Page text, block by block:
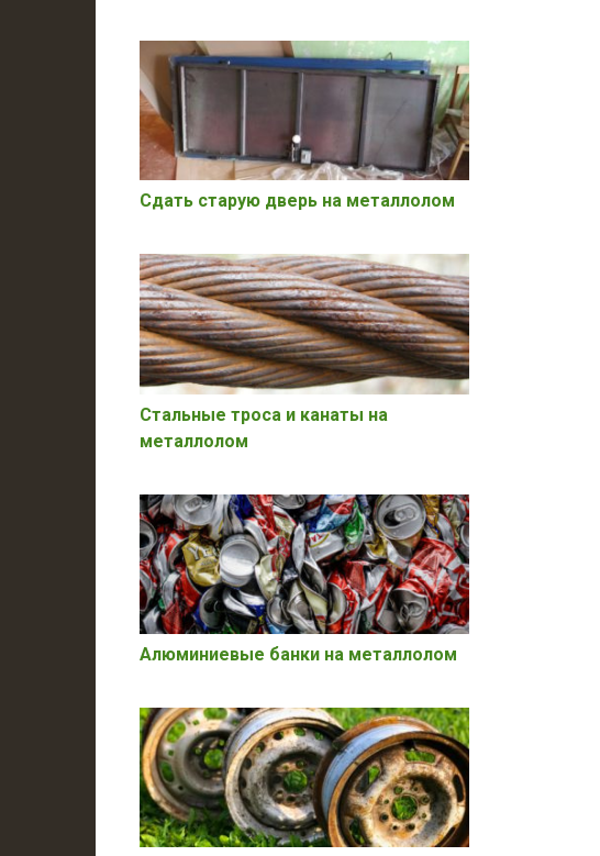
Сдать старую дверь на металлолом
Стальные троса и канаты на
металлолом
Алюминиевые банки на металлолом